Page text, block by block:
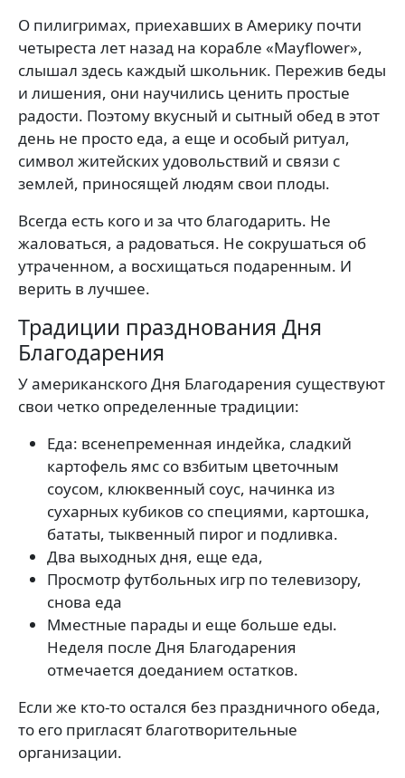
О пилигримах, приехавших в Америку почти
четыреста лет назад на корабле «Mayflower»,
слышал здесь каждый школьник. Пережив беды
и лишения, они научились ценить простые
радости. Поэтому вкусный и сытный обед в этот
день не просто еда, а еще и особый ритуал,
символ житейских удовольствий и связи с
землей, приносящей людям свои плоды.
Всегда есть кого и за что благодарить. Не
жаловаться, а радоваться. Не сокрушаться об
утраченном, а восхищаться подаренным. И
верить в лучшее.
Традиции празднования Дня
Благодарения
У американского Дня Благодарения существуют
свои четко определенные традиции:
Еда: всенепременная индейка, сладкий
картофель ямс со взбитым цветочным
соусом, клюквенный соус, начинка из
сухарных кубиков со специями, картошка,
бататы, тыквенный пирог и подливка.
Два выходных дня, еще еда,
Просмотр футбольных игр по телевизору,
снова еда
Мместные парады и еще больше еды.
Неделя после Дня Благодарения
отмечается доеданием остатков.
Если же кто-то остался без праздничного обеда,
то его пригласят благотворительные
организации.